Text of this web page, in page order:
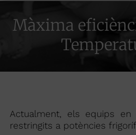
Màxima
Actualment, els equips en
restringits a potències